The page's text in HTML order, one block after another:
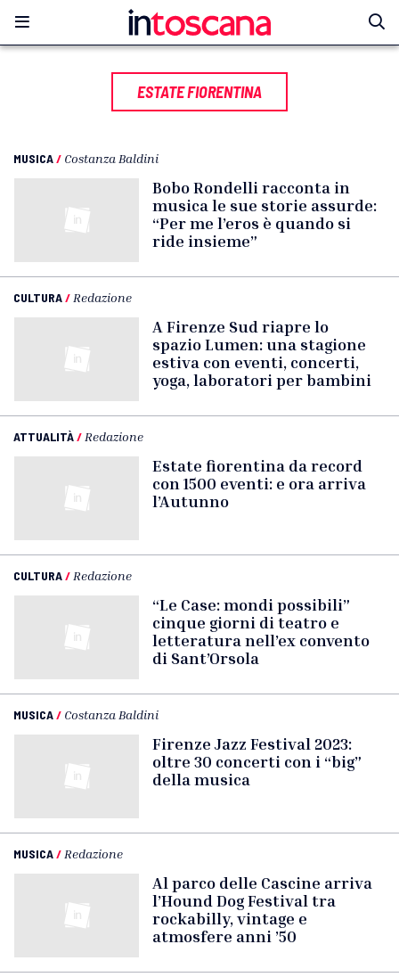
ESTATE FIORENTINA
MUSICA/ Costanza Baldini
Bobo Rondelli racconta in
musica le sue storie assurde:
“Per me l’eros è quando si
ride insieme”
CULTURA/ Redazione
A Firenze Sud riapre lo
spazio Lumen: una stagione
estiva con eventi, concerti,
yoga, laboratori per bambini
ATTUALITÀ/ Redazione
Estate fiorentina da record
con 1500 eventi: e ora arriva
l’Autunno
CULTURA/ Redazione
“Le Case: mondi possibili”
cinque giorni di teatro e
letteratura nell’ex convento
di Sant’Orsola
MUSICA/ Costanza Baldini
Firenze Jazz Festival 2023:
oltre 30 concerti con i “big”
della musica
MUSICA/ Redazione
Al parco delle Cascine arriva
l’Hound Dog Festival tra
rockabilly, vintage e
atmosfere anni ’50